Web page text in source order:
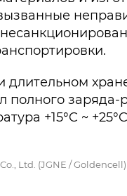
полного заряда-
+15°C ~
Ltd. (JGNE / Goldencell)